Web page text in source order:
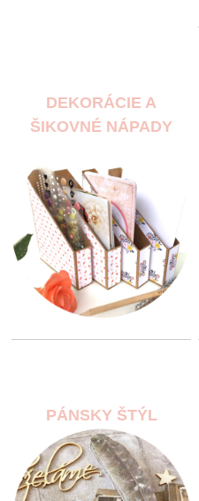
DEKORÁCIE A
ŠIKOVNÉ NÁPADY
PÁNSKY ŠTÝL